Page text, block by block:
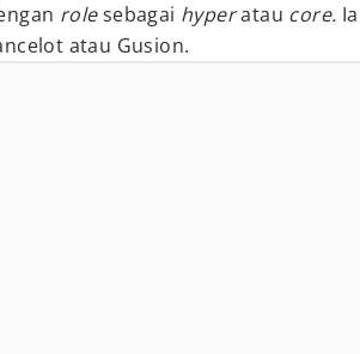
rolesebagai hyperatau core.
atau Gusion.